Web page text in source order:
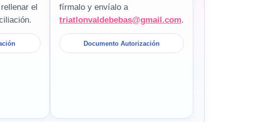
el
fírmalo y envíalo a
triatlonvaldebebas@gmail.com.
Documento Autorización